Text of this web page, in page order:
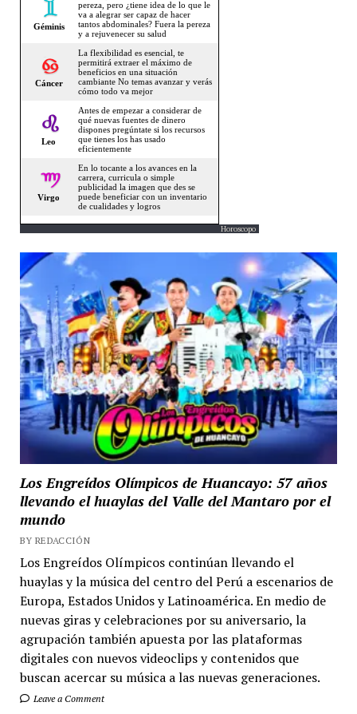
Horoscopo
Los Engreídos Olímpicos de Huancayo: 57 años
llevando el huaylas del Valle del Mantaro por el
mundo
BY REDACCIÓN
Los Engreídos Olímpicos continúan llevando el
huaylas y la música del centro del Perú a escenarios de
Europa, Estados Unidos y Latinoamérica. En medio de
nuevas giras y celebraciones por su aniversario, la
agrupación también apuesta por las plataformas
digitales con nuevos videoclips y contenidos que
buscan acercar su música a las nuevas generaciones.
Leave a Comment